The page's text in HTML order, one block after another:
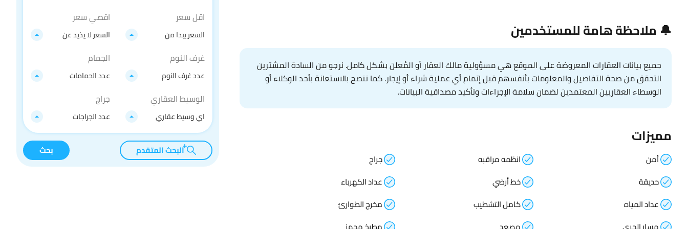
🔔 ملاحظة هامة للمستخدمين
جميع بيانات العقارات المعروضة على الموقع هي مسؤولية مالك العقار أو المُعلن بشكل كامل. نرجو من السادة المشترين
التحقق من صحة التفاصيل والمعلومات بأنفسهم قبل إتمام أي عملية شراء أو إيجار. كما ننصح بالاستعانة بأحد الوكلاء أو
الوسطاء العقاريين المعتمدين لضمان سلامة الإجراءات وتأكيد مصداقية البيانات.
مميزات
أمن انظمه مراقبه
جراج
حديقة
خط أرضي
عداد الكهرباء
عداد المياه
كامل التشطيب
مخرج الطوارئ
اقل سعر
السعر يبدا من
اقصي سعر
السعر لا يذيد عن
غرف النوم
عدد غرف النوم
الجمام
عدد الحمامات
الوسيط العقاري
اي وسيط عقاري
جراج
عدد الجراجات
البحث المتقدم بحث